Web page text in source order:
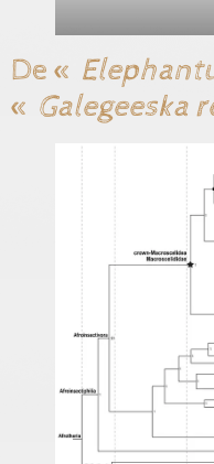
De «
« Galegeeska